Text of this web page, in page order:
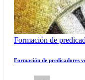
Formación de
Formación de predicadores